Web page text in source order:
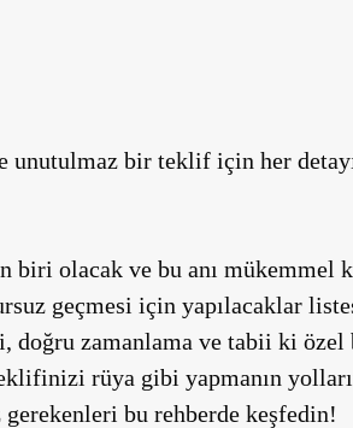
bir teklif için her
biri olacak ve bu anı mükemmel
geçmesi için yapılacaklar
doğru zamanlama ve tabii ki
rüya gibi yapmanın
bu rehberde keşfedin!